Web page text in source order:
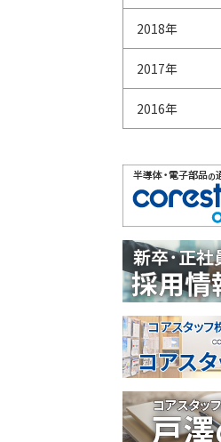
2018年
2017年
2016年